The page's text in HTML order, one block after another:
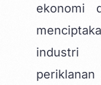
ekonomi
industri